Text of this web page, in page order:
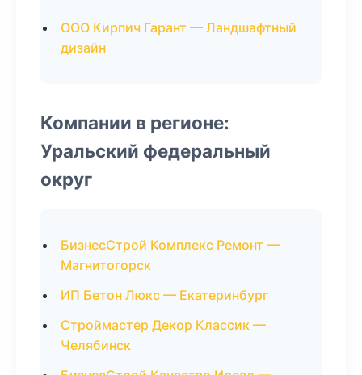
ООО Кирпич Гарант — Ландшафтный
дизайн
Компании в регионе:
Уральский федеральный
округ
БизнесСтрой Комплекс Ремонт —
Магнитогорск
ИП Бетон Люкс — Екатеринбург
Строймастер Декор Классик —
Челябинск